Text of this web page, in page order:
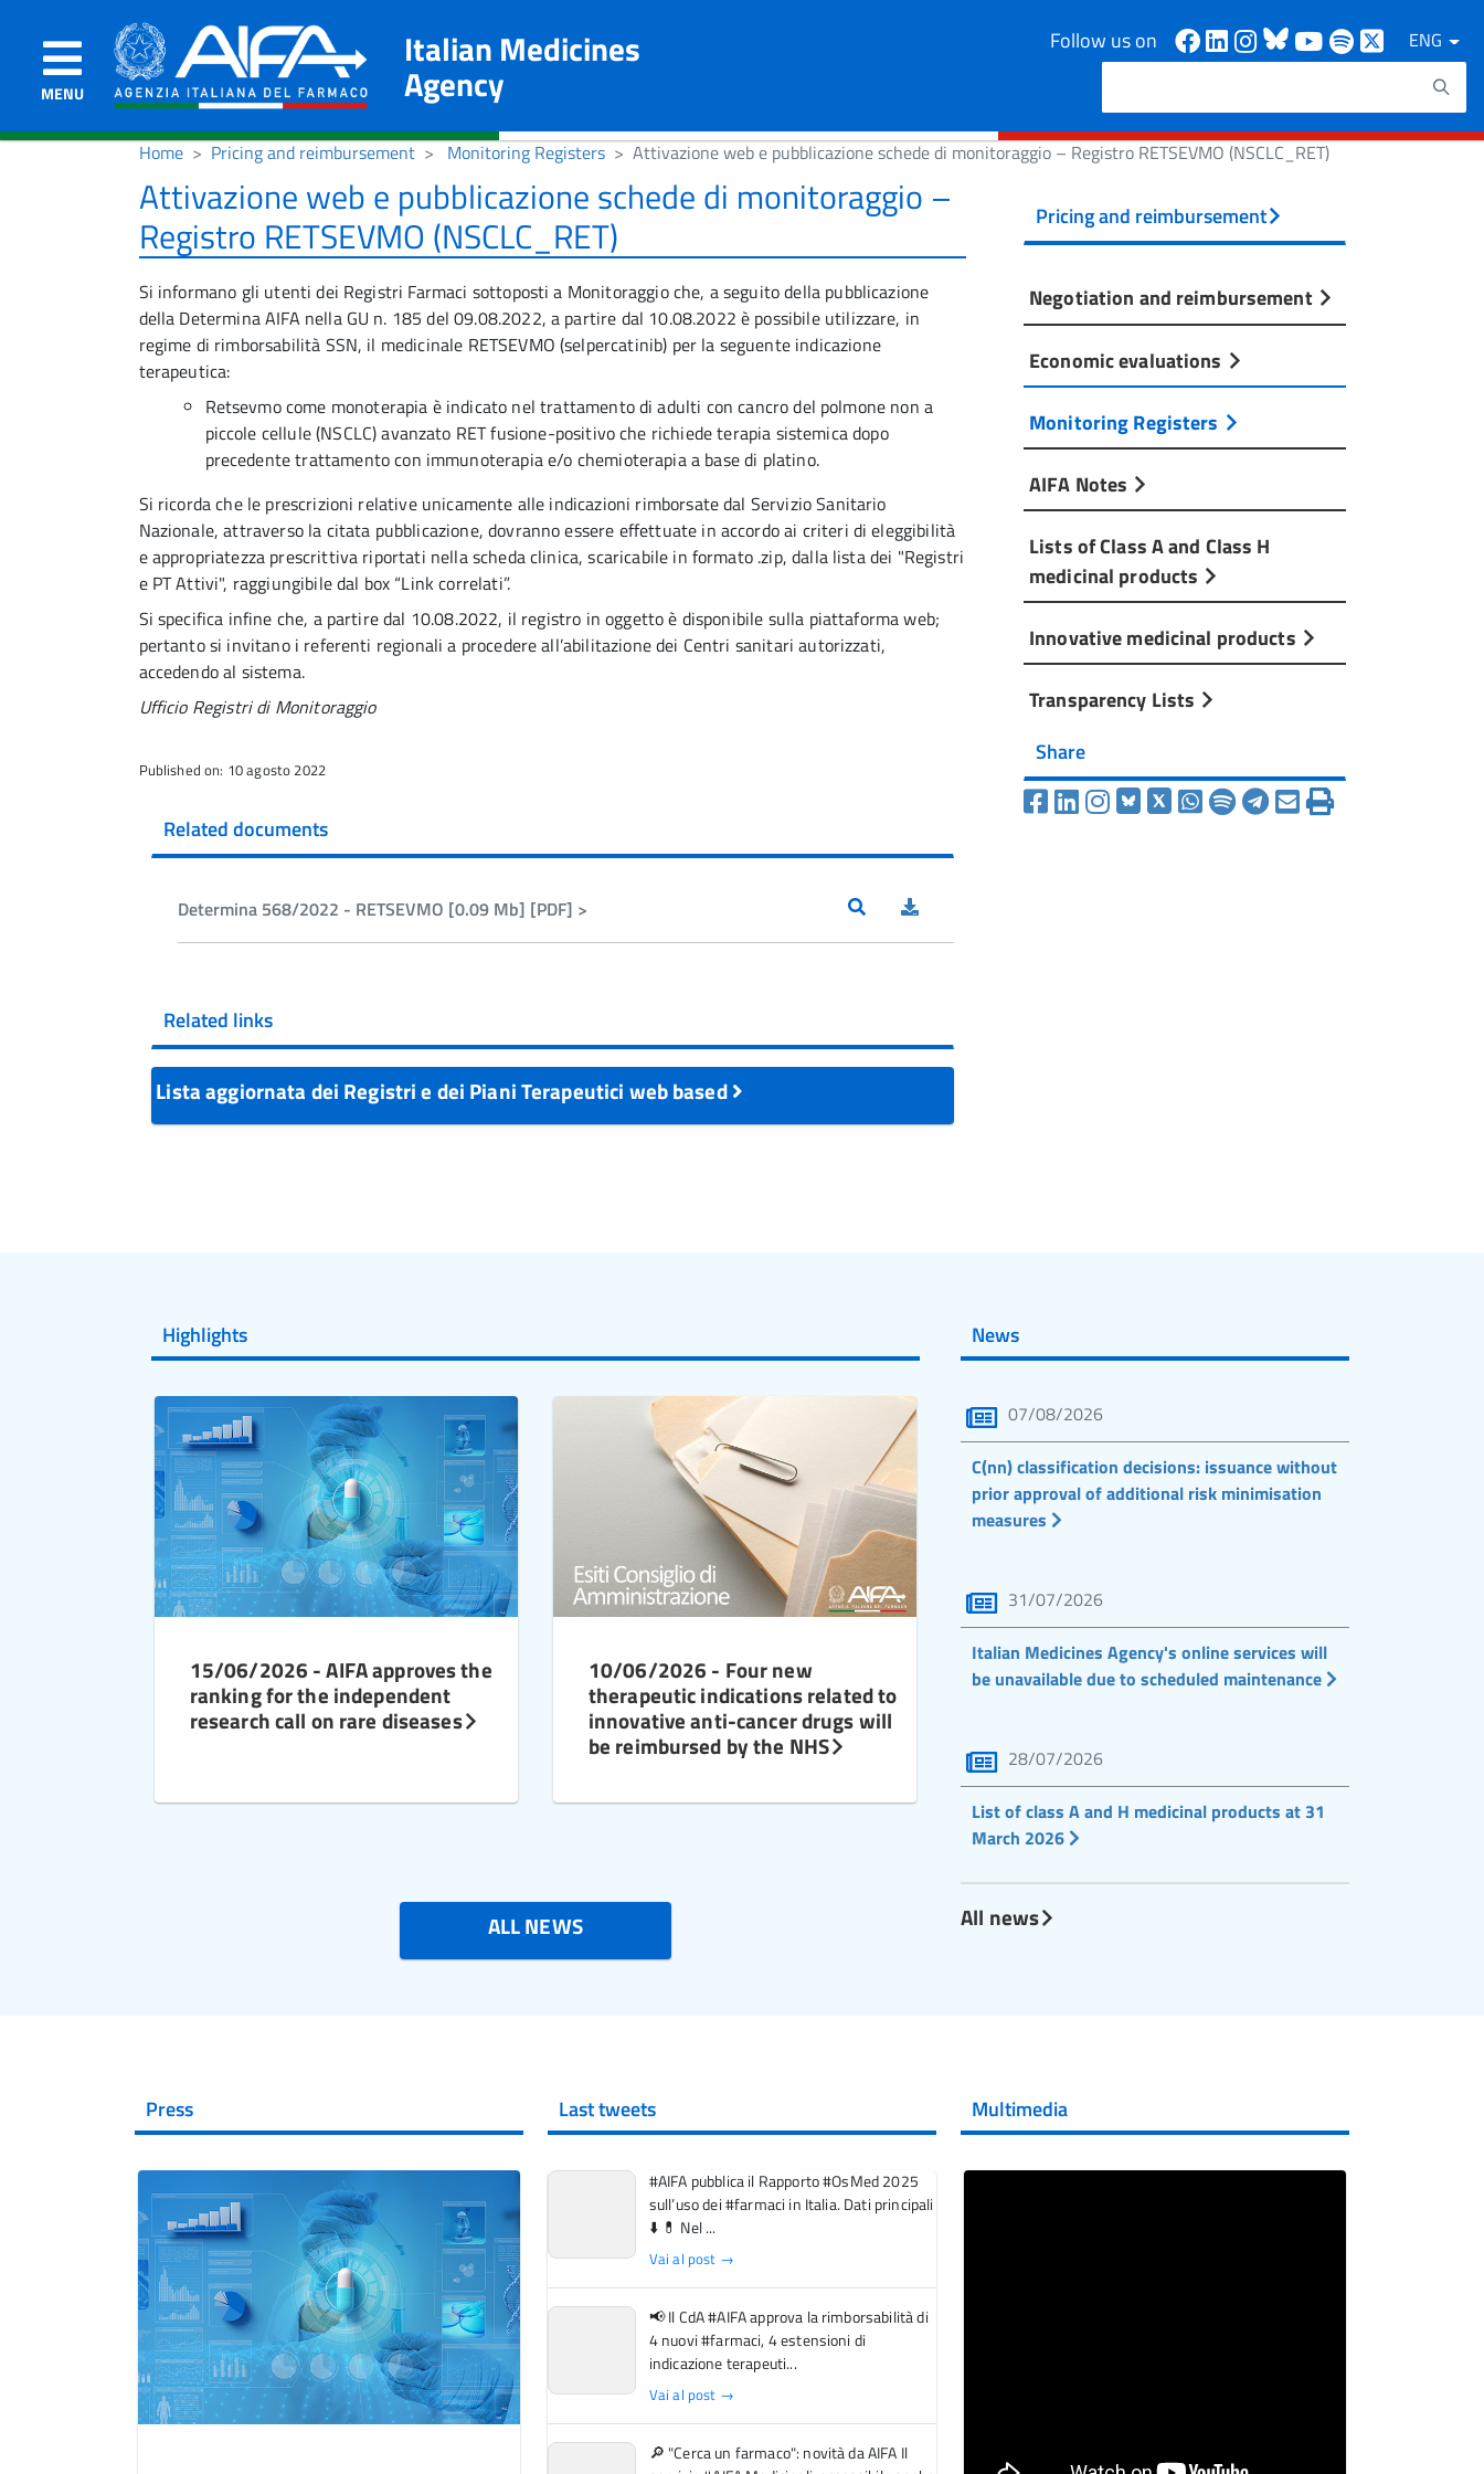
MENU
Italian Medicines
Agency
Follow us on Facebook
Linkedin
Instagram
Bluesky
Youtube
Spotify
ENGSearch
Home Pricing and reimbursement Monitoring Registers Attivazione web e pubblicazione schede di monitoraggio – Registro RETSEVMO (NSCLC_RET)
Attivazione web e pubblicazione schede di monitoraggio –
Registro RETSEVMO (NSCLC_RET)
Si informano gli utenti dei Registri Farmaci sottoposti a Monitoraggio che, a seguito della pubblicazione
della Determina AIFA nella GU n. 185 del 09.08.2022, a partire dal 10.08.2022 è possibile utilizzare, in
regime di rimborsabilità SSN, il medicinale RETSEVMO (selpercatinib) per la seguente indicazione
terapeutica:
Retsevmo come monoterapia è indicato nel trattamento di adulti con cancro del polmone non a
piccole cellule (NSCLC) avanzato RET fusione-positivo che richiede terapia sistemica dopo
precedente trattamento con immunoterapia e/o chemioterapia a base di platino.
Si ricorda che le prescrizioni relative unicamente alle indicazioni rimborsate dal Servizio Sanitario
Nazionale, attraverso la citata pubblicazione, dovranno essere effettuate in accordo ai criteri di eleggibilità
e appropriatezza prescrittiva riportati nella scheda clinica, scaricabile in formato .zip, dalla lista dei "Registri
e PT Attivi", raggiungibile dal box “Link correlati”.
Si specifica infine che, a partire dal 10.08.2022, il registro in oggetto è disponibile sulla piattaforma web;
pertanto si invitano i referenti regionali a procedere all’abilitazione dei Centri sanitari autorizzati,
accedendo al sistema.
Ufficio Registri di Monitoraggio
Published on: 10 agosto 2022
Related documents
Determina 568/2022 - RETSEVMO [0.09 Mb] [PDF] >
Related links
Lista aggiornata dei Registri e dei Piani Terapeutici web based
Pricing and reimbursement
Negotiation and reimbursement
Economic evaluations
Monitoring Registers
AIFA Notes
Lists of Class A and Class H
medicinal products
Innovative medicinal products
Transparency Lists
Share
Highlights
15/06/2026 - AIFA approves the
ranking for the independent
research call on rare diseases
10/06/2026 - Four new
therapeutic indications related to
innovative anti-cancer drugs will
be reimbursed by the NHS
ALL NEWS
News
07/08/2026
C(nn) classification decisions: issuance without
prior approval of additional risk minimisation
measures
31/07/2026
Italian Medicines Agency's online services will
be unavailable due to scheduled maintenance
28/07/2026
List of class A and H medicinal products at 31
March 2026
All news
Press Last tweets
#AIFA pubblica il Rapporto #OsMed 2025
sull’uso dei #farmaci in Italia. Dati principali
⬇️ 💊 Nel ...
Vai al post →
📢 Il CdA #AIFA approva la rimborsabilità di
4 nuovi #farmaci, 4 estensioni di
indicazione terapeuti...
Vai al post →
🔎 "Cerca un farmaco": novità da AIFA Il
Multimedia